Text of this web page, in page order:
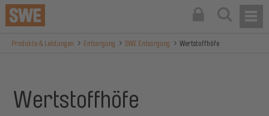
Produkte & Leistungen Entsorgung SWE Entsorgung Wertstoffhöfe
Wertstoffhöfe